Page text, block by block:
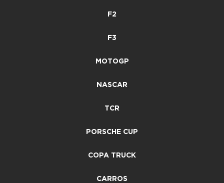
F2
F3
MOTOGP
NASCAR
TCR
PORSCHE CUP
COPA TRUCK
CARROS